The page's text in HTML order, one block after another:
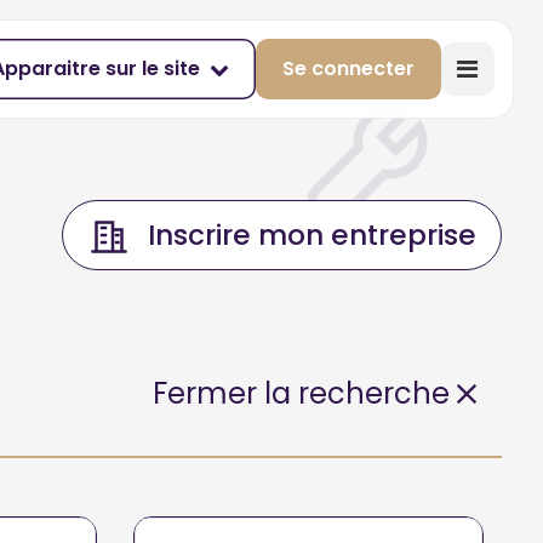
sur le site Se connecter
Inscrire mon entreprise
Fermer la recherche